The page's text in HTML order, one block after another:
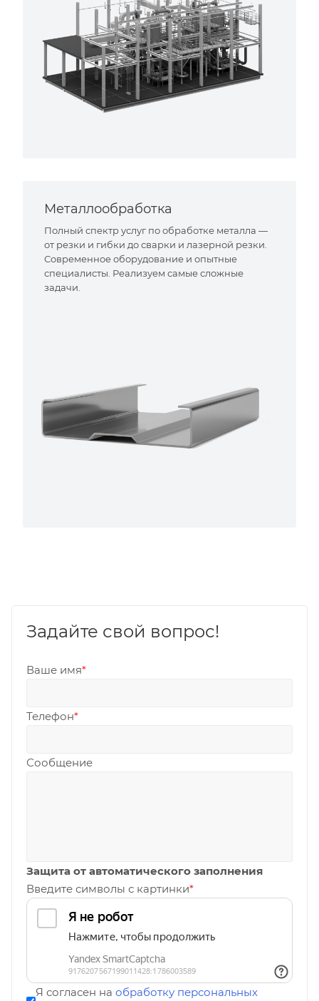
Металлообработка
Полный спектр услуг по обработке металла —
от резки и гибки до сварки и лазерной резки.
Современное оборудование и опытные
специалисты. Реализуем самые сложные
задачи.
Задайте свой вопрос!
Ваше имя*
Телефон*
Сообщение
Защита от автоматического заполнения
Введите символы с картинки*
Я согласен на обработку персональных